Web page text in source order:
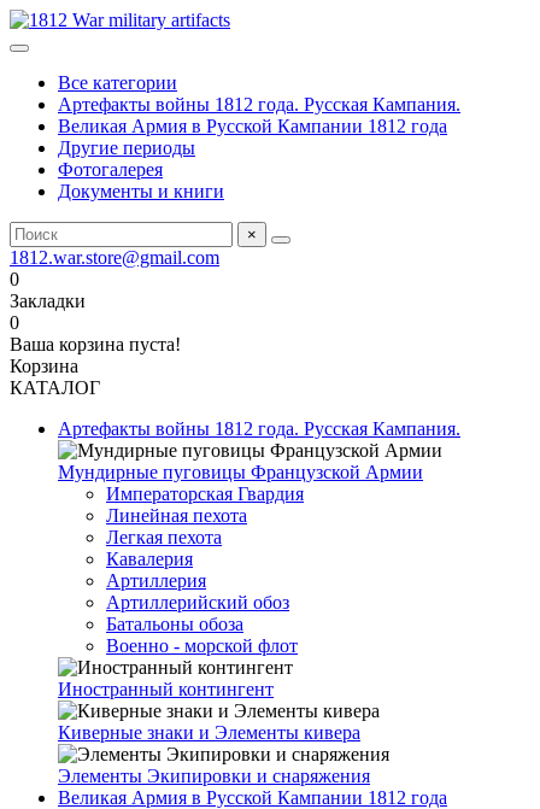
Все категории
Артефакты войны 1812 года. Русская Кампания.
Великая Армия в Русской Кампании 1812 года
Другие периоды
Фотогалерея
Документы и книги
×
1812.war.store@gmail.com
0
Закладки
0
Ваша корзина пуста!
Корзина
КАТАЛОГ
Артефакты войны 1812 года. Русская Кампания.
Мундирные пуговицы Французской Армии
Императорская Гвардия
Линейная пехота
Легкая пехота
Кавалерия
Артиллерия
Артиллерийский обоз
Батальоны обоза
Военно - морской флот
Иностранный контингент
Киверные знаки и Элементы кивера
Элементы Экипировки и снаряжения
Великая Армия в Русской Кампании 1812 года